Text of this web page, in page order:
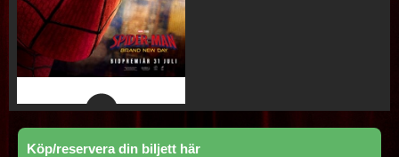
Köp/reservera din biljett här